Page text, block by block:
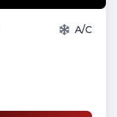
A/C